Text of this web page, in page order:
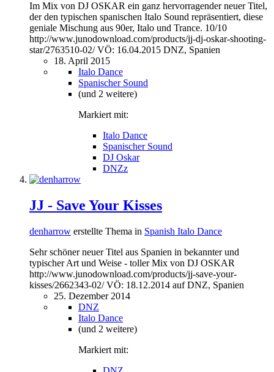
Im Mix von DJ OSKAR ein ganz hervorragender neuer Titel,
der den typischen spanischen Italo Sound repräsentiert, diese
geniale Mischung aus 90er, Italo und Trance. 10/10
http://www.junodownload.com/products/jj-dj-oskar-shooting-
star/2763510-02/ VÖ: 16.04.2015 DNZ, Spanien
18. April 2015
Italo Dance
Spanischer Sound
(und 2 weitere)
Markiert mit:
Italo Dance
Spanischer Sound
DJ Oskar
DNZz
JJ - Save Your Kisses
denharrow erstellte Thema in Spanish Italo Dance
Sehr schöner neuer Titel aus Spanien in bekannter und
typischer Art und Weise - toller Mix von DJ OSKAR
http://www.junodownload.com/products/jj-save-your-
kisses/2662343-02/ VÖ: 18.12.2014 auf DNZ, Spanien
25. Dezember 2014
DNZ
Italo Dance
(und 2 weitere)
Markiert mit: